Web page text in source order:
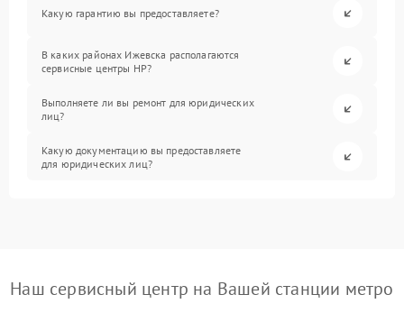
Какую гарантию вы предоставляете?
В каких районах Ижевска располагаются
сервисные центры HP?
Выполняете ли вы ремонт для юридических
лиц?
Какую документацию вы предоставляете
для юридических лиц?
Наш сервисный центр на Вашей станции метро